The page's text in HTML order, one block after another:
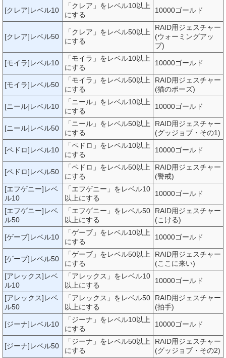
[クレア]レベル10
「クレア」をレベル10以上
にする
10000ゴールド
[クレア]レベル50
「クレア」をレベル50以上
にする
RAID用ジェスチャー
(ウォーミングアッ
プ)
[モイラ]レベル10
「モイラ」をレベル10以上
にする
10000ゴールド
[モイラ]レベル50
「モイラ」をレベル50以上
にする
RAID用ジェスチャー
(猫のポーズ)
[ニール]レベル10
「ニール」をレベル10以上
にする
10000ゴールド
[ニール]レベル50
「ニール」をレベル50以上
にする
RAID用ジェスチャー
(グッジョブ・その1)
[ペドロ]レベル10
「ペドロ」をレベル10以上
にする
10000ゴールド
[ペドロ]レベル50
「ペドロ」をレベル50以上
にする
RAID用ジェスチャー
(警戒)
[エフゲニー]レベ
ル10
「エフゲニー」をレベル10
以上にする
10000ゴールド
[エフゲニー]レベ
ル50
「エフゲニー」をレベル50
以上にする
RAID用ジェスチャー
(こける)
[ゲーブ]レベル10
「ゲーブ」をレベル10以上
にする
10000ゴールド
[ゲーブ]レベル50
「ゲーブ」をレベル50以上
にする
RAID用ジェスチャー
(ここに来い)
[アレックス]レベ
ル10
「アレックス」をレベル10
以上にする
10000ゴールド
[アレックス]レベ
ル50
「アレックス」をレベル50
以上にする
RAID用ジェスチャー
(拍手)
[ジーナ]レベル10
「ジーナ」をレベル10以上
にする
10000ゴールド
[ジーナ]レベル50
「ジーナ」をレベル50以上
にする
RAID用ジェスチャー
(グッジョブ・その2)